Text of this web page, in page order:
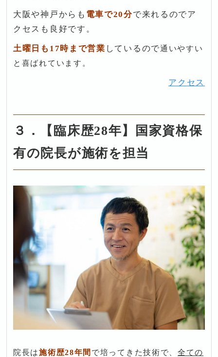
大阪や神戸からも 電車で20分で来れるのでア
クセスも良好です。
土曜日も17時まで営業 しているので通いやすい
と喜ばれています。
アクセス
３．【臨床歴28年】国家資格保
有の院長が施術を担当
院長は施術歴28年間 で培ってきた技術で、全ての